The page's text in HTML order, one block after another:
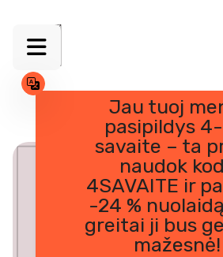
Jau tuoj
pasipildys
savaite – ta
naudok
4SAVAITE ir
-24 %
greitai ji bus
mažesnė!